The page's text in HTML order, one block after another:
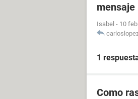
mensaje
Isabel - 10
1
Como